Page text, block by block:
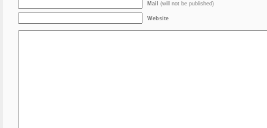
Mail (will not be published)
Website